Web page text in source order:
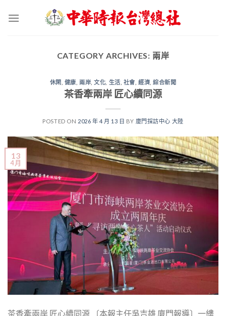
CATEGORY ARCHIVES: 兩岸
休閑 健康, 兩岸 ,文化 生活 社會, 經濟 ,綜合新聞
茶香牽兩岸 匠心續同源
POSTED ON 2026 年 4 月 13 日 BY 廈門採訪中心 大陸
13
4 月
茶香牽兩岸 匠心續同源 〔本報主任吳吉雄 廈門報導〕一縷